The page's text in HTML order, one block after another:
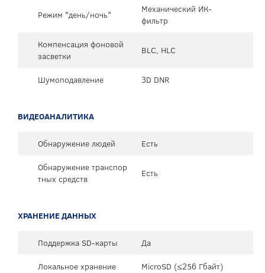
Режим "день/ночь"
Механический ИК-
фильтр
Компенсация фоновой
засветки
BLC, HLC
Шумоподавление 3D DNR
ВИДЕОАНАЛИТИКА
Обнаружение людей
Есть
Обнаружение транспор
тных средств
Есть
ХРАНЕНИЕ ДАННЫХ
Поддержка SD-карты
Да
Локальное хранение
MicroSD (≤256 Гбайт)